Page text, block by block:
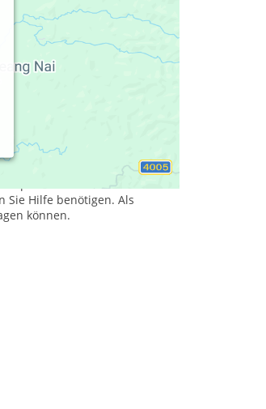
im Reinen hält. Körper,
zueinander stehen.
können wir Ihnen
Sie Hilfe benötigen. Als
können.